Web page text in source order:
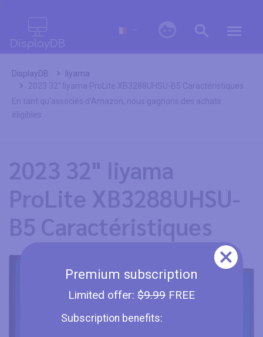
Premium subscription
Limited offer: $9.99FREE
Subscription benefits:
DisplayDB
Iiyama
2023 32" Iiyama ProLite XB3288UHSU-B5 Caractéristiques
En tant qu'associés d'Amazon, nous gagnons des achats
éligibles.
2023 32" Iiyama
ProLite XB3288UHSU-
B5 Caractéristiques